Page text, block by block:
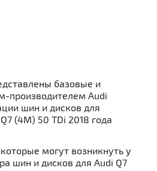
базовые и
производителем Audi
шин и дисков для
(4M) 50 TDi 2018 года
могут возникнуть у
шин и дисков для Audi Q7